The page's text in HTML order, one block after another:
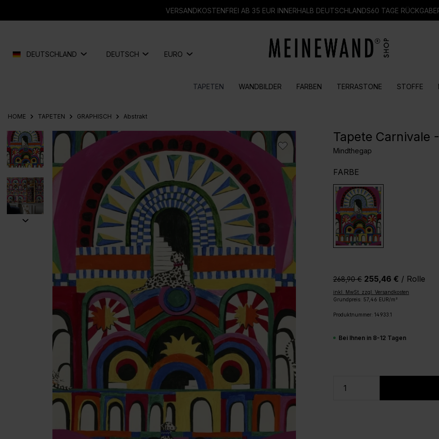
VERSANDKOSTENFREI AB 35 EUR INNERHALB DEUTSCHLANDS60 TAGE
DEUTSCHLAND DEUTSCH EURO
TAPETEN WANDBILDER FARBEN TERRASTONE STOFFE
HOME TAPETEN GRAPHISCH Abstrakt
Bildergalerie überspringen Tapete Carnivale
Mindthegap
FARBEAUSWÄHLEN
268,90 €‎ 255,46 € / Rolle
inkl. MwSt. zzgl. Versandkosten
Grundpreis: 57,46 EUR/m²
Produktnummer: 14933.1
Bei Ihnen in 8-12 Tagen
Produkt Anzahl: